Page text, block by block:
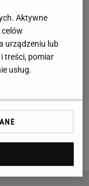
"Jestem
Aktywne
urządzeniu lub
treści, pomiar
usług.